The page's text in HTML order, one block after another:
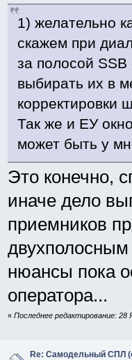
1) желательно
скажем при
за полосой
выбирать их в
корректировки
Так же и ЕУ
может быть у
Это конечно,
иначе дело
приемников
нюансы пока
оператора...
« Последнее редактирование: 28
Re: Самодельный СПЛ